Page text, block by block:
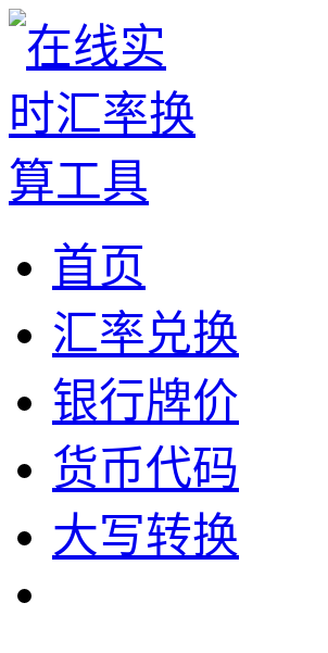
首页
汇率兑换
银行牌价
货币代码
大写转换